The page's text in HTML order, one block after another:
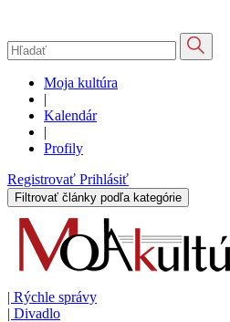
Moja kultúra
|
Kalendár
|
Profily
Registrovať Prihlásiť
Filtrovať články podľa kategórie
| Rýchle správy
| Divadlo